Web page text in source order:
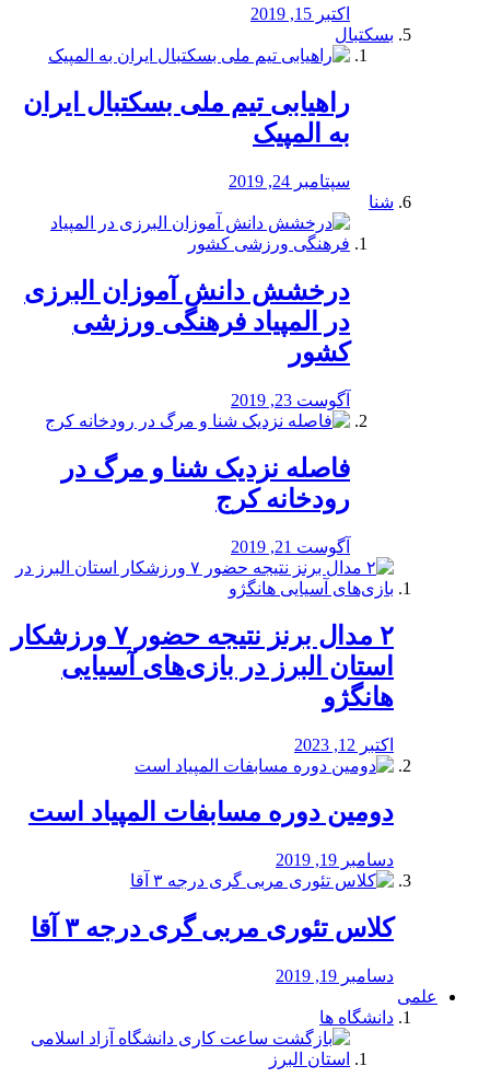
اکتبر 15, 2019
بسکتبال
راهیابی تیم ملی بسکتبال ایران
به المپیک
سپتامبر 24, 2019
شنا
درخشش دانش آموزان البرزی
در المپیاد فرهنگی ورزشی
کشور
آگوست 23, 2019
️فاصله نزدیک شنا و مرگ در
رودخانه کرج
آگوست 21, 2019
۲ مدال برنز نتیجه حضور ۷ ورزشکار
استان البرز در بازی‌های آسیایی
هانگژو
اکتبر 12, 2023
دومین دوره مسابفات المپیاد است
دسامبر 19, 2019
کلاس تئوری مربی گری درجه ۳ آقا
دسامبر 19, 2019
علمی
دانشگاه ها